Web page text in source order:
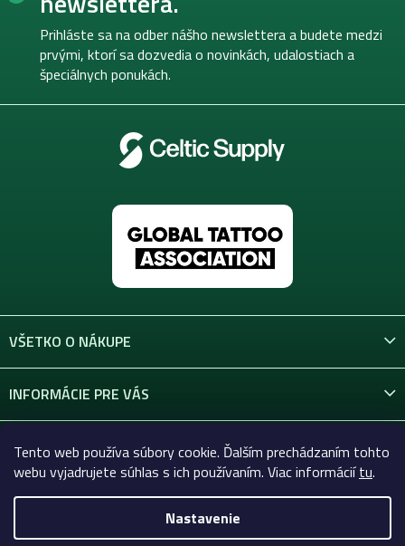
Tento web používa súbory cookie. Ďalším prechádzaním tohto
webu vyjadrujete súhlas s ich používaním. Viac informáciítu.
Nastavenie
Prihláste sa na odber nášho newslettera a budete medzi
prvými, ktorí sa dozvedia o novinkách, udalostiach a
špeciálnych ponukách.
VŠETKO O NÁKUPE
INFORMÁCIE PRE VÁS
KONTAKT
Copyright 2026Celtic-Supply.sk | Všetko pre tetovanie a